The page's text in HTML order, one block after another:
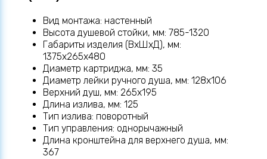
Вид монтажа: настенный
Высота душевой стойки, мм: 785-1320
Габариты изделия (ВхШхД), мм:
1375х265х480
Диаметр картриджа, мм: 35
Диаметр лейки ручного душа, мм: 128х106
Верхний душ, мм: 265х195
Длина излива, мм: 125
Тип излива: поворотный
Тип управления: однорычажный
Длина кронштейна для верхнего душа, мм:
367